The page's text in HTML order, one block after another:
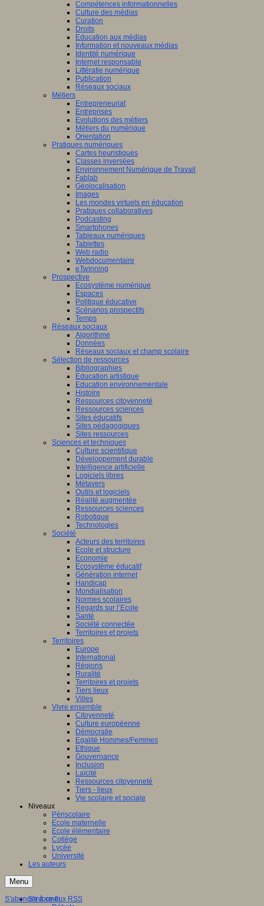
Compétences informationnelles
Culture des médias
Curation
Droits
Education aux médias
Information et nouveaux médias
Identité numérique
Internet responsable
Littératie numérique
Publication
Réseaux sociaux
Métiers
Entrepreneuriat
Entreprises
Evolutions des métiers
Métiers du numérique
Orientation
Pratiques numériques
Cartes heuristiques
Classes inversées
Environnement Numérique de Travail
Fablab
Géolocalisation
Images
Les mondes virtuels en éducation
Pratiques collaboratives
Podcasting
Smartphones
Tableaux numériques
Tablettes
Web radio
Webdocumentaire
eTwinning
Prospective
Ecosystème numérique
Espaces
Politique éducative
Scénarios prospectifs
Temps
Réseaux sociaux
Algorithme
Données
Réseaux sociaux et champ scolaire
Sélection de ressources
Bibliographies
Education artistique
Education environnementale
Histoire
Ressources citoyenneté
Ressources sciences
Sites éducatifs
Sites pédagogiques
Sites ressources
Sciences et techniques
Culture scientifique
Développement durable
Intelligence artificielle
Logiciels libres
Métavers
Outils et logiciels
Réalité augmentée
Ressources sciences
Robotique
Technologies
Société
Acteurs des territoires
Ecole et structure
Economie
Ecosystème éducatif
Génération internet
Handicap
Mondialisation
Normes scolaires
Regards sur l’Ecole
Santé
Société connectée
Territoires et projets
Territoires
Europe
International
Régions
Ruralité
Territoires et projets
Tiers lieux
Villes
Vivre ensemble
Citoyenneté
Culture européenne
Démocratie
Egalité Hommes/Femmes
Ethique
Gouvernance
Inclusion
Laïcité
Ressources citoyenneté
Tiers - lieux
Vie scolaire et sociale
Niveaux
Périscolaire
Ecole maternelle
Ecole élémentaire
Collège
Lycée
Université
Les auteurs
Menu
S'informer
S'abonner à ce flux RSS